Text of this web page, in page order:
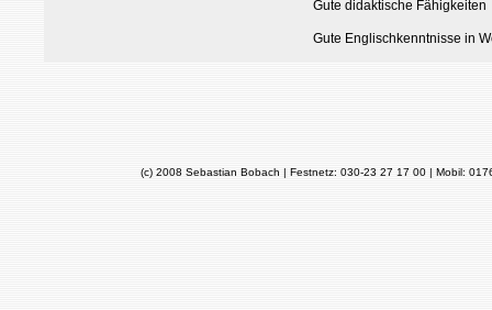
Gute didaktische Fähigkeiten
Gute Englischkenntnisse in
(c) 2008 Sebastian Bobach | Festnetz: 030-23 27 17 00 | Mobil: